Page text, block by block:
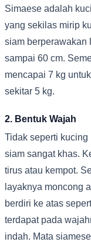
Simaese adalah
yang sekilas mirip
siam berperawakan
sampai 60 cm.
mencapai 7 kg
sekitar 5 kg.
2. Bentuk Wajah
Tidak seperti
siam sangat khas.
tirus atau kempot.
layaknya moncong
berdiri ke atas
terdapat pada
indah. Mata